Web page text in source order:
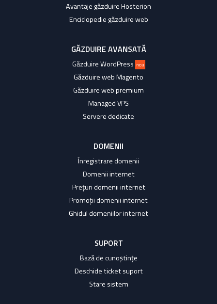
Avantaje găzduire Hosterion
Enciclopedie găzduire web
GĂZDUIRE AVANSATĂ
Găzduire WordPress nou
Găzduire web Magento
Găzduire web premium
Managed VPS
Servere dedicate
DOMENII
Înregistrare domenii
Domenii internet
Prețuri domenii internet
Promoții domenii internet
Ghidul domeniilor internet
SUPORT
Bază de cunoștințe
Deschide ticket suport
Stare sistem